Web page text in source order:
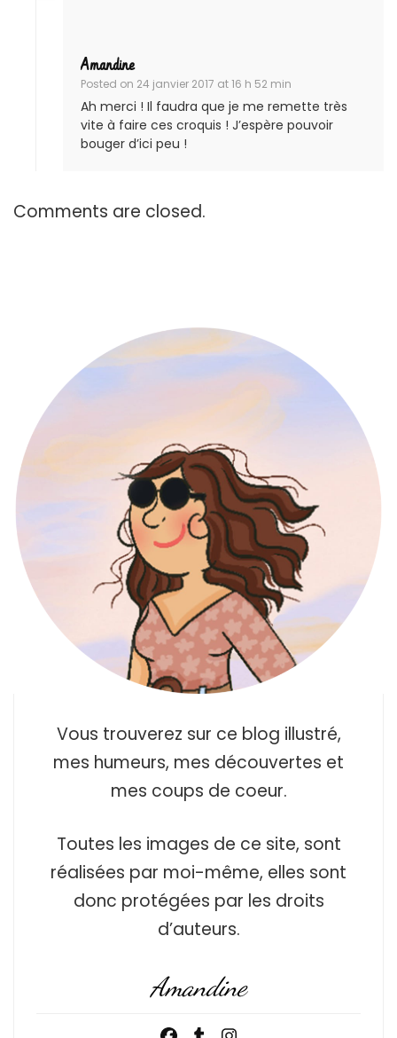
Amandine
Posted on 24 janvier 2017 at 16 h 52 min
Ah merci ! Il faudra que je me remette très
vite à faire ces croquis ! J’espère pouvoir
bouger d’ici peu !
Comments are closed.
Vous trouverez sur ce blog illustré,
mes humeurs, mes découvertes et
mes coups de coeur.
Toutes les images de ce site, sont
réalisées par moi-même, elles sont
donc protégées par les droits
d’auteurs.
Amandine